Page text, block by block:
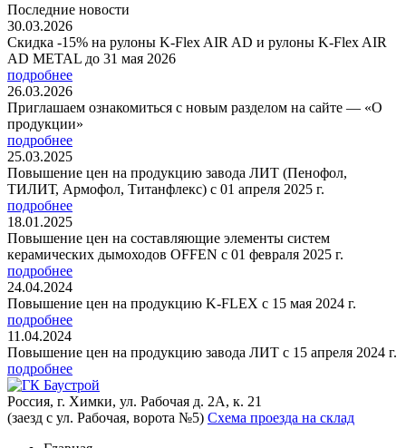
Последние новости
30.03.2026
Скидка -15% на рулоны K-Flex AIR AD и рулоны K-Flex AIR
AD METAL до 31 мая 2026
подробнее
26.03.2026
Приглашаем ознакомиться с новым разделом на сайте — «О
продукции»
подробнее
25.03.2025
Повышение цен на продукцию завода ЛИТ (Пенофол,
ТИЛИТ, Армофол, Титанфлекс) с 01 апреля 2025 г.
подробнее
18.01.2025
Повышение цен на составляющие элементы систем
керамических дымоходов OFFEN с 01 февраля 2025 г.
подробнее
24.04.2024
Повышение цен на продукцию K-FLEX с 15 мая 2024 г.
подробнее
11.04.2024
Повышение цен на продукцию завода ЛИТ с 15 апреля 2024 г.
подробнее
Россия, г. Химки, ул. Рабочая д. 2А, к. 21
(заезд с ул. Рабочая, ворота №5) Схема проезда на склад